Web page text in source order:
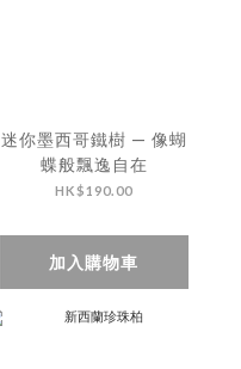
迷你墨西哥鐵樹 — 像蝴
蝶般飄逸自在
HK$190.00
加入購物車